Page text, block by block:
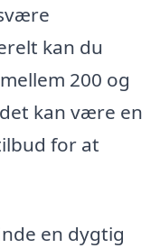
kan du
200 og
kan være en
for at
en dygtig